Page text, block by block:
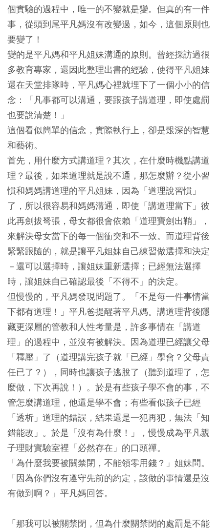
個實驗的過程中，唯一的不變就是變。但真的有一件
事，從頭到尾平凡媽沒有改變過，如今，這個原則也
要變了！
變的是平凡媽和平凡姐妹溝通的原則。曾經採訪過很
多教育專家，還因此整理出書的經驗，使得平凡姐妹
還在天堂排隊時，平凡媽心裡就埋下了一個小小的信
念：「凡事都可以溝通，要跟孩子講道理，即使處罰
也要說清楚！」
這個看似簡單的信念，實際執行上，卻是艱深的智慧
和藝術。
首先，用什麼方式講道理？其次，在什麼時機點講道
理？最後，如果道理就是說不通，那怎麼辦？從小習
慣和媽媽講道理的平凡姐妹，因為「道理說習慣」
了，所以很容易和媽媽溝通，即使「講道理當下」彼
此再劍拔弩張，母女都很會依賴「道理寶劍出鞘」，
來解決母女當下的每一個衝突和不一致。而道理背後
緊緊跟隨的，就是讓平凡姐妹自己練習做選擇和決定
－還可以選擇時，讓姐妹重新選擇；已經無法選擇
時，讓姐妹自己確認最後「不得不」的決定。
但慢慢的，平凡媽發現問題了。「不是每一件事情當
下都有道理！」平凡爸提醒著平凡媽。講道理背後隱
藏更深層的管教和人性考量是，許多事情在「講道
理」的過程中，並沒有被解決。因為道理已經讓父母
「釋壓」了（道理講完孩子就「已經」學會？父母責
任已了？），同時也讓孩子逃脫了（聽到道理了，怎
麼做，下次再說！）。於是有些孩子學不會的事，不
管怎麼講道理，他還是學不會；有些看似孩子已經
「透析」道理的錯誤，結果還是一犯再犯，無法「知
錯能改」。於是「沒有為什麼！」，慢慢成為平凡親
子理財實驗室裡「必然存在」的口頭禪。
「為什麼我要被關禁閉，不能領零用錢？」姐妹問。
「因為你們沒有遵守先前的約定，該做的事情還是沒
有做到啊？」平凡媽回答。
「那我可以被關禁閉，但為什麼關禁閉的處罰是不能